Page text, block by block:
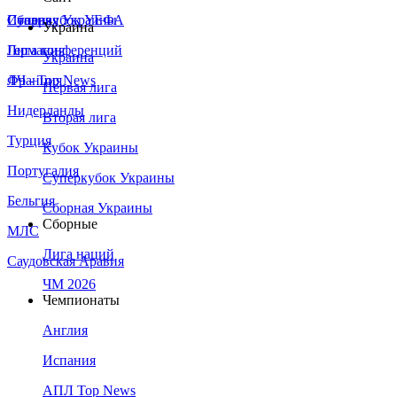
Сборная Украины
Италия
Германия
Франция
Нидерланды
Турция
Португалия
Бельгия
МЛС
Саудовская Аравия
Суперкубок УЕФА
Лига конференций
ЛЧ - Top News
Украина
Украина
Первая лига
Вторая лига
Кубок Украины
Суперкубок Украины
Сборная Украины
Сборные
Лига наций
ЧМ 2026
Чемпионаты
Англия
Испания
АПЛ Top News